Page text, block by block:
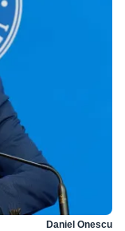
Daniel Onescu